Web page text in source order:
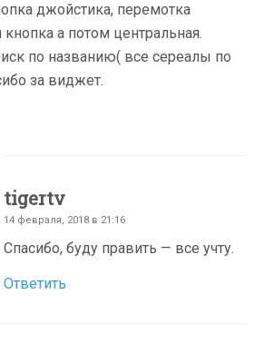
джойстика, перемотка
а потом центральная.
по названию( все сереалы по
за виджет.
tigertv
14 февраля, 2018 в 21:16
Cпасибо, буду править — все учту.
Ответить